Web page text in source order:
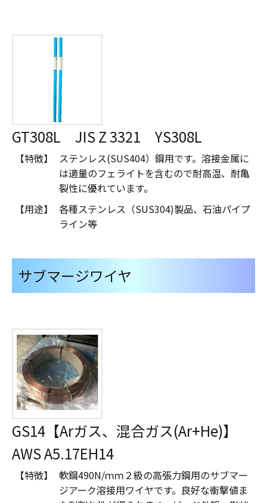
GT308L JIS Z 3321 YS308L
【特徴】
ステンレス(SUS404）鋼用です。溶接金属に
は適量のフェライトを含むので耐高温、耐亀
裂性に優れています。
【用途】
各種ステンレス（SUS304)製品、石油パイプ
ライン等
サブマージワイヤ
GS14【Arガス、混合ガス(Ar+He)】
AWS A5.17EH14
【特徴】
軟鋼490N/ｍｍ２級の高張力鋼用のサブマー
ジアーク溶接用ワイヤです。良好な衝撃値ま